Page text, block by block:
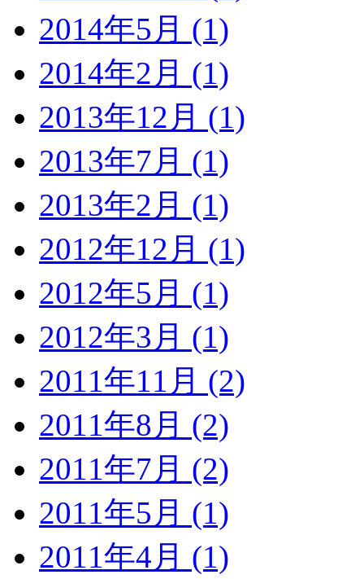
2014年5月 (1)
2014年2月 (1)
2013年12月 (1)
2013年7月 (1)
2013年2月 (1)
2012年12月 (1)
2012年5月 (1)
2012年3月 (1)
2011年11月 (2)
2011年8月 (2)
2011年7月 (2)
2011年5月 (1)
2011年4月 (1)